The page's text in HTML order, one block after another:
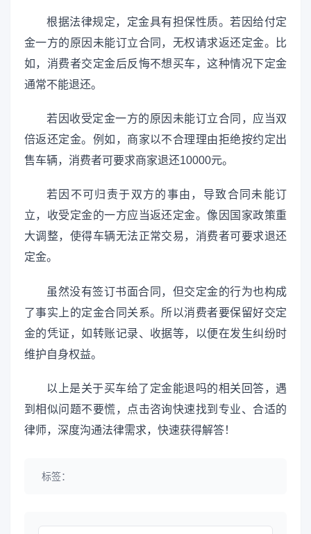
根据法律规定，定金具有担保性质。若因给付定
金一方的原因未能订立合同，无权请求返还定金。比
如，消费者交定金后反悔不想买车，这种情况下定金
通常不能退还。
若因收受定金一方的原因未能订立合同，应当双
倍返还定金。例如，商家以不合理理由拒绝按约定出
售车辆，消费者可要求商家退还10000元。
若因不可归责于双方的事由，导致合同未能订
立，收受定金的一方应当返还定金。像因国家政策重
大调整，使得车辆无法正常交易，消费者可要求退还
定金。
虽然没有签订书面合同，但交定金的行为也构成
了事实上的定金合同关系。所以消费者要保留好交定
金的凭证，如转账记录、收据等，以便在发生纠纷时
维护自身权益。
以上是关于买车给了定金能退吗的相关回答，遇
到相似问题不要慌，点击咨询快速找到专业、合适的
律师，深度沟通法律需求，快速获得解答！
标签：